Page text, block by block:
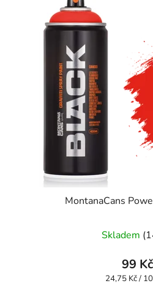
MontanaCans
Skladem
99 Kč
Měrná
24,75 Kč /